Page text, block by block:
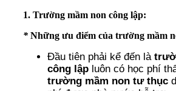
1. Trường mầm non công lập:
* Những ưu điểm của trường mầm
Đầu tiên phải kể đến là
công lập luôn có học phí
trường mầm non tư thục